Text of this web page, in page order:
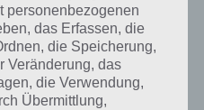
dann besuche den iTunes
du denMovie Player
personenbezogenen
das Erfassen, die
die Speicherung,
Veränderung, das
die Verwendung,
Übermittlung,